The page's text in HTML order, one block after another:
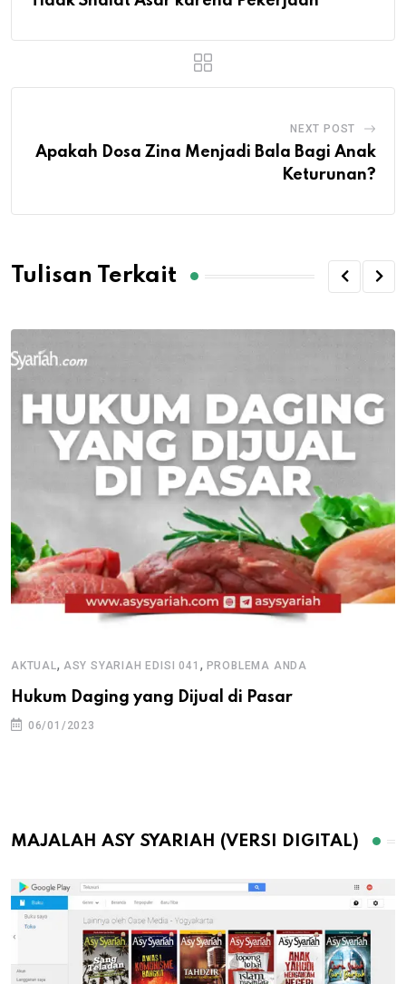
NEXT POST
Apakah Dosa Zina Menjadi Bala Bagi Anak
Keturunan?
Tulisan Terkait
AKTUAL, ASY SYARIAH EDISI 041 , PROBLEMA ANDA
Hukum Daging yang Dijual di Pasar
06/01/2023
MAJALAH ASY SYARIAH (VERSI DIGITAL)